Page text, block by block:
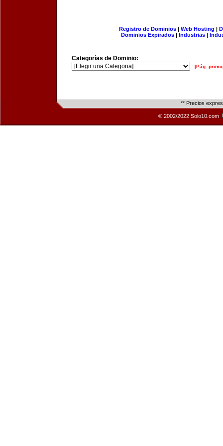
Registro de Dominios| Web Hosting |
Dominios Expirados | Industrias |
Categorías de Dominio:
[Pág.
** Precios
© 2002/2022 Solo10.com